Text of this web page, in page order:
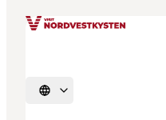
Vælg sprog